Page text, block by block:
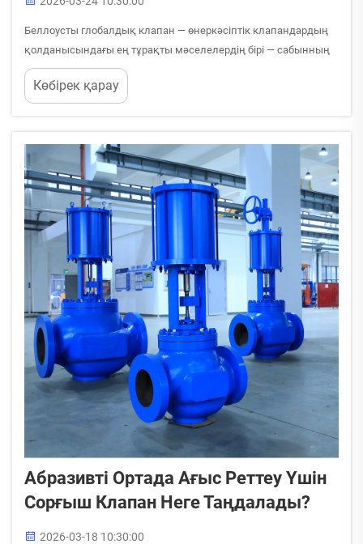
Беллоусты глобалдық клапан — өнеркәсіптік клапандардың
қолданысындағы ең тұрақты мәселелердің бірі — сабынның
сорылуын шешуге арналған күрделі шешім. Бұл
инновациялық конструкция глобалдық клапандардың
Көбірек қарау
Абразивті Ортада Ағыс Реттеу Үшін
Сорғыш Клапан Неге Таңдалады?
2026-03-18 10:30:00